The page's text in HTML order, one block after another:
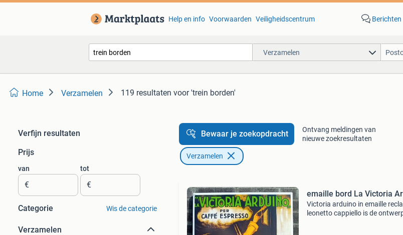
Help en info Voorwaarden Veiligheidscentrum Berichten
Verzamelen
Home Verzamelen 119 resultaten voor 'trein borden'
Verfijn resultaten
Prijs
van
€
tot
€
Categorie Wis de categorie
Verzamelen
Bewaar je zoekopdracht
Ontvang meldingen van
nieuwe zoekresultaten
Verzamelen
emaille bord La Victoria
Victoria arduino in emaille
leonetto cappiello is de